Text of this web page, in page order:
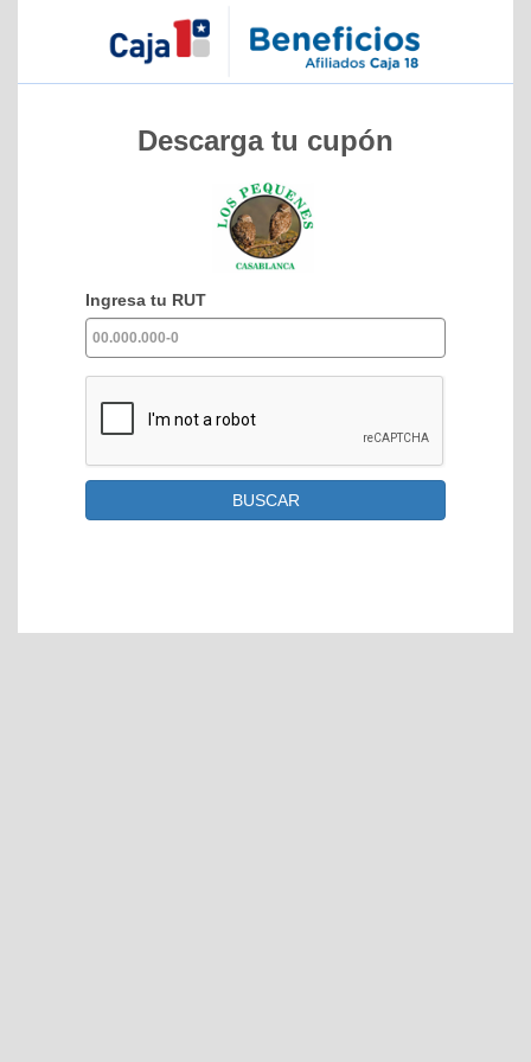
Descarga tu cupón
Ingresa tu RUT
BUSCAR